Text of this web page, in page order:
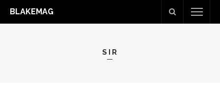
BLAKEMAG
SIR